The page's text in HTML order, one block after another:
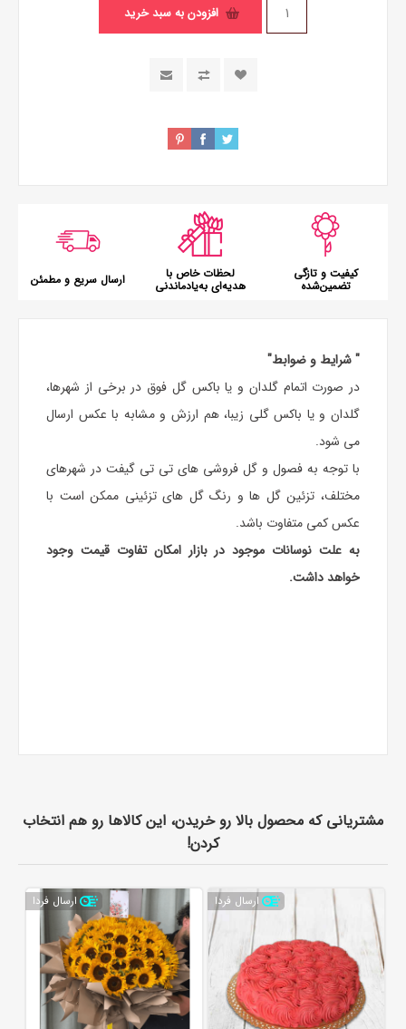
افزودن به سبد خرید
کیفیت و تازگی
تضمین‌شده
لحظات خاص با
هدیه‌ای به‌یادماندنی ارسال سریع و مطمئن
" شرایط و ضوابط"
در صورت اتمام گلدان و یا باکس گل فوق در برخی از شهرها،
گلدان و یا باکس گلی زیبا، هم ارزش و مشابه با عکس ارسال
می شود.
با توجه به فصول و گل فروشی های تی تی گیفت در شهرهای
مختلف، تزئین گل ها و رنگ گل های تزئینی ممکن است با
عکس کمی متفاوت باشد.
به علت نوسانات موجود در بازار امکان تفاوت قیمت وجود
خواهد داشت.
مشتریانی که محصول بالا رو خریدن، این کالاها رو هم انتخاب
کردن!
ارسال فردا ارسال فردا